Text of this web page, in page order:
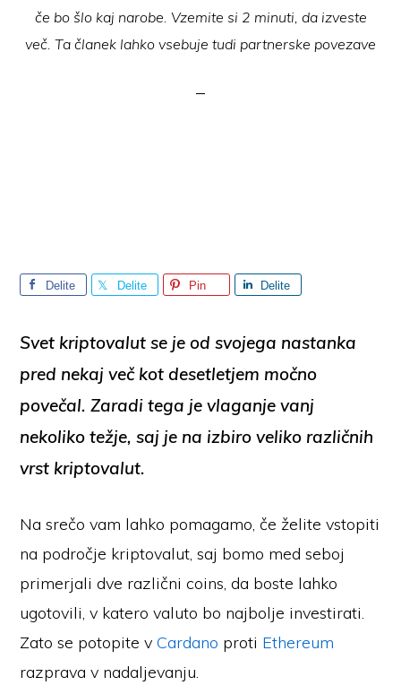
če bo šlo kaj narobe. Vzemite si 2 minuti, da izveste
več. Ta članek lahko vsebuje tudi partnerske povezave
Delite Delite Pin Delite
Svet kriptovalut se je od svojega nastanka
pred nekaj več kot desetletjem močno
povečal. Zaradi tega je vlaganje vanj
nekoliko težje, saj je na izbiro veliko različnih
vrst kriptovalut.
Na srečo vam lahko pomagamo, če želite vstopiti
na področje kriptovalut, saj bomo med seboj
primerjali dve različni coins, da boste lahko
ugotovili, v katero valuto bo najbolje investirati.
Zato se potopite vCardano proti Ethereum
razprava v nadaljevanju.